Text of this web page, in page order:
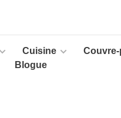
Cuisine
Blogue